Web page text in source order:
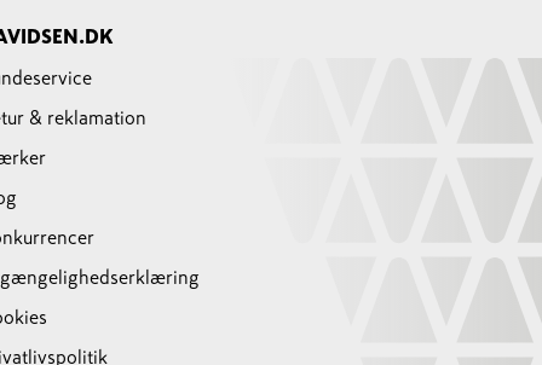
& reklamation